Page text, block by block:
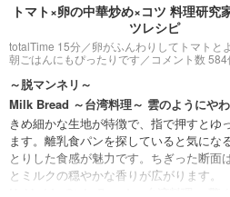
トマト×卵の中華炒め×コツ 料理研究
ツレシピ
totalTime 15分／卵がふんわりしてトマトと
朝ごはんにもぴったりです ／コメント数 584
～脱マンネリ～
Milk Bread ～台湾料理～ 雲のようにや
きめ細かな生地が特徴で、指で押すとゆ
ます。離乳食パンを探していると気にな
とりした食感が魅力です。ちぎった断面
とミルクの穏やかな香りが広がります。